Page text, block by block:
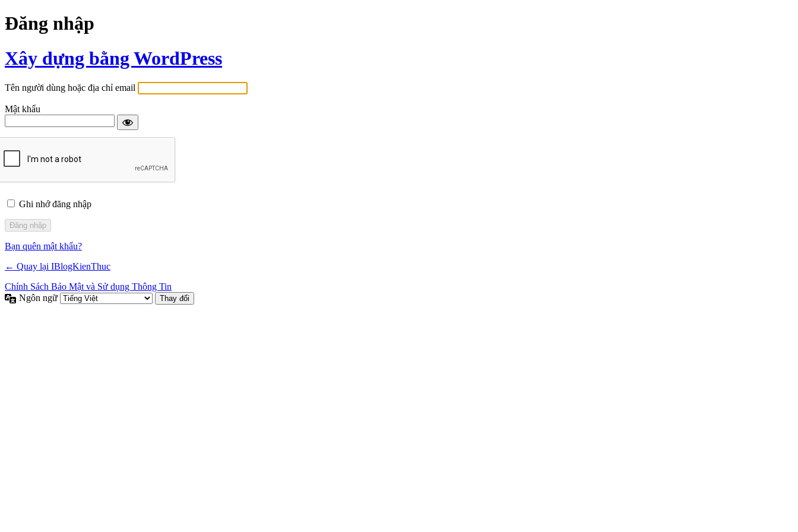
Đăng nhập
Xây dựng bằng WordPress
Tên người dùng hoặc địa chỉ email
Mật khẩu
Ghi nhớ đăng nhập
Alternative:
Bạn quên mật khẩu?
← Quay lại IBlogKienThuc
Chính Sách Bảo Mật và Sử dụng Thông Tin
Ngôn ngữ